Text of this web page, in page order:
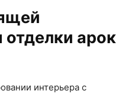
арок
интерьера с